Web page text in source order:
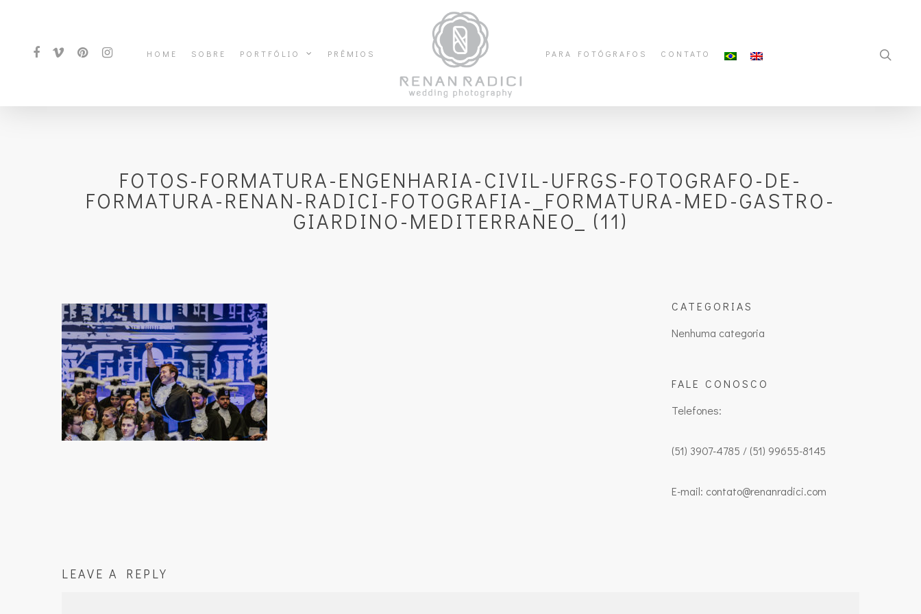
HOME SOBRE PORTFÓLIO PRÊMIOS PARA FOTÓGRAFOS CONTATO
FOTOS-FORMATURA-ENGENHARIA-CIVIL-UFRGS-FOTOGRAFO-DE-
FORMATURA-RENAN-RADICI-FOTOGRAFIA-_FORMATURA-MED-GASTRO-
GIARDINO-MEDITERRANEO_ (11)
CATEGORIAS
Nenhuma categoria
FALE CONOSCO
Telefones:
(51) 3907-4785 / (51) 99655-8145
E-mail: contato@renanradici.com
LEAVE A REPLY